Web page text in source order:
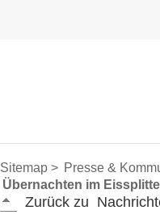
Sitemap > Presse &
Übernachten im
Zurück zu